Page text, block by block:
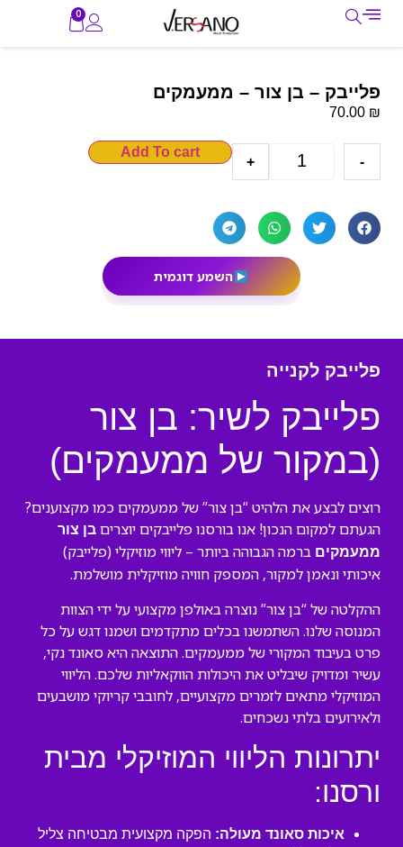
0
פלייבק – בן צור – ממעמקים
70.00 ₪
-
+
Add To cart
השמע דוגמית
פלייבק לקנייה
פלייבק לשיר: בן צור
(במקור של ממעמקים)
רוצים לבצע את הלהיט “בן צור” של ממעמקים כמו מקצוענים?
הגעתם למקום הנכון! אנו בורסנו פלייבקים יוצרים בן צור
ממעמקים ברמה הגבוהה ביותר – ליווי מוזיקלי (פלייבק)
איכותי ונאמן למקור, המספק חוויה מוזיקלית מושלמת.
ההקלטה של “בן צור” נוצרה באולפן מקצועי על ידי הצוות
המנוסה שלנו. השתמשנו בכלים מתקדמים ושמנו דגש על כל
פרט בעיבוד המקורי של ממעמקים. התוצאה היא סאונד נקי,
עשיר ומדויק שיבליט את היכולות הווקאליות שלכם. הליווי
המוזיקלי מתאים לזמרים מקצועיים, לחובבי קריוקי מושבעים
ולאירועים בלתי נשכחים.
יתרונות הליווי המוזיקלי מבית
ורסנו:
איכות סאונד מעולה: הפקה מקצועית מבטיחה צליל